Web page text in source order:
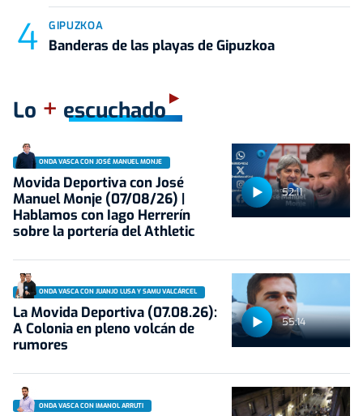
GIPUZKOA
Banderas de las playas de Gipuzkoa
Lo + escuchado
52:11
ONDA VASCA CON JOSÉ MANUEL MONJE
Movida Deportiva con José
Manuel Monje (07/08/26) |
Hablamos con Iago Herrerín
sobre la portería del Athletic
55:14
ONDA VASCA CON JUANJO LUSA Y SAMU VALCÁRCEL
La Movida Deportiva (07.08.26):
A Colonia en pleno volcán de
rumores
ONDA VASCA CON IMANOL ARRUTI